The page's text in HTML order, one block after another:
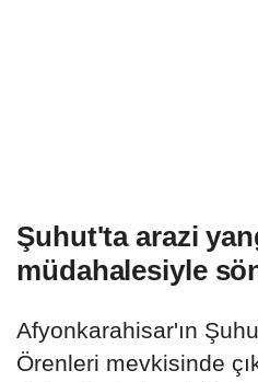
Şuhut'ta arazi
müdahalesiyle
Afyonkarahisar'ın
Örenleri mevkisinde